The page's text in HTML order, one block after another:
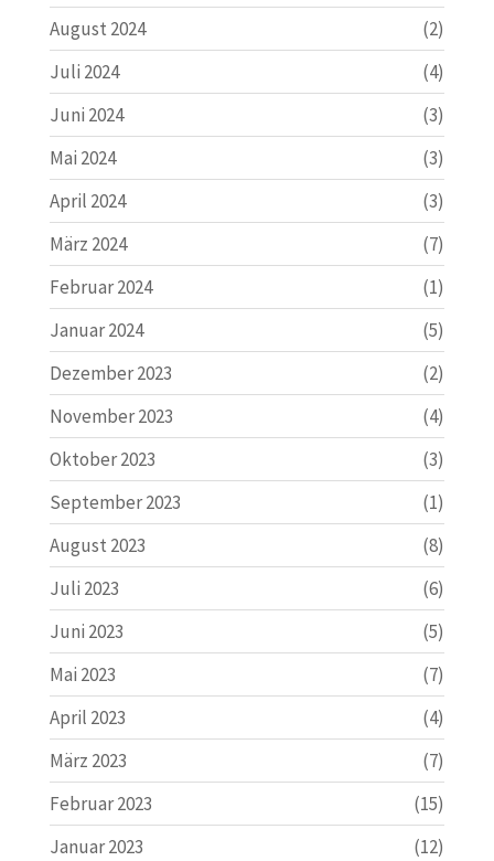
August 2024
(2)
Juli 2024
(4)
Juni 2024
(3)
Mai 2024
(3)
April 2024
(3)
März 2024
(7)
Februar 2024
(1)
Januar 2024
(5)
Dezember 2023
(2)
November 2023
(4)
Oktober 2023
(3)
September 2023
(1)
August 2023
(8)
Juli 2023
(6)
Juni 2023
(5)
Mai 2023
(7)
April 2023
(4)
März 2023
(7)
Februar 2023
(15)
Januar 2023
(12)